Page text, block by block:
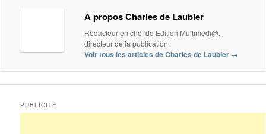
A propos Charles de Laubier
Rédacteur en chef de Edition Multimédi@,
directeur de la publication.
Voir tous les articles de Charles de Laubier →
PUBLICITÉ